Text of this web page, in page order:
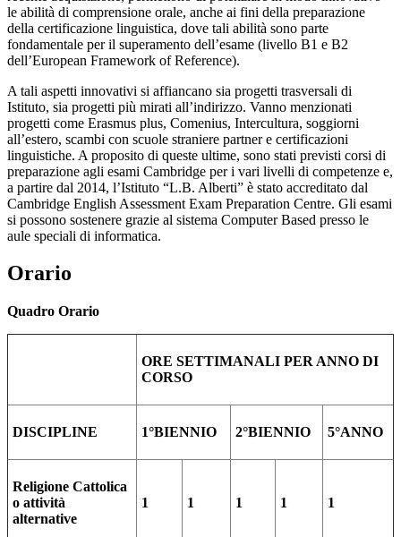
le abilità di comprensione orale, anche ai fini della preparazione
della certificazione linguistica, dove tali abilità sono parte
fondamentale per il superamento dell’esame (livello B1 e B2
dell’European Framework of Reference).
A tali aspetti innovativi si affiancano sia progetti trasversali di
Istituto, sia progetti più mirati all’indirizzo. Vanno menzionati
progetti come Erasmus plus, Comenius, Intercultura, soggiorni
all’estero, scambi con scuole straniere partner e certificazioni
linguistiche. A proposito di queste ultime, sono stati previsti corsi di
preparazione agli esami Cambridge per i vari livelli di competenze e,
a partire dal 2014, l’Istituto “L.B. Alberti” è stato accreditato dal
Cambridge English Assessment Exam Preparation Centre. Gli esami
si possono sostenere grazie al sistema Computer Based presso le
aule speciali di informatica.
Orario
Quadro Orario
ORE SETTIMANALI PER ANNO DI
CORSO
DISCIPLINE 1°BIENNIO 2°BIENNIO 5°ANNO
Religione Cattolica
o attività
alternative
1 1 1 1 1